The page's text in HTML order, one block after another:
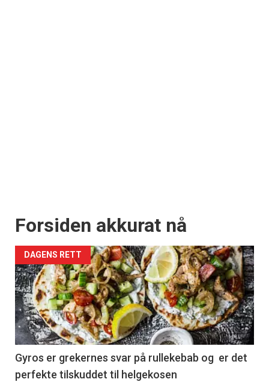
Forsiden akkurat nå
DAGENS RETT
Gyros er grekernes svar på rullekebab og er det
perfekte tilskuddet til helgekosen